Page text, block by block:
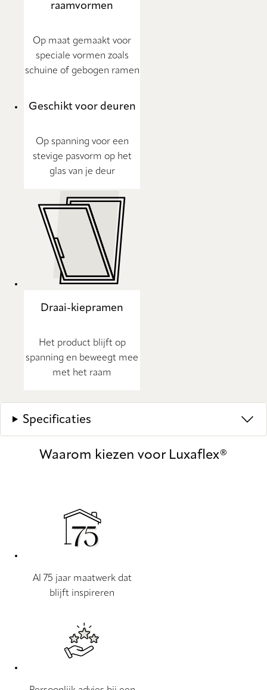
raamvormen
Op maat gemaakt voor
speciale vormen zoals
schuine of gebogen ramen
Geschikt voor deuren
Op spanning voor een
stevige pasvorm op het
glas van je deur
Draai-kiepramen
Het product blijft op
spanning en beweegt mee
met het raam
Specificaties
Waarom kiezen voor Luxaflex®
Al 75 jaar maatwerk dat
blijft inspireren